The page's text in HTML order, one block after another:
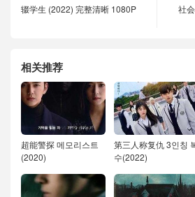
辍学生 (2022) 完整清晰 1080P
社
相关推荐
超能警探 메모리스트
(2020)
第三人称复仇 3인칭
수(2022)